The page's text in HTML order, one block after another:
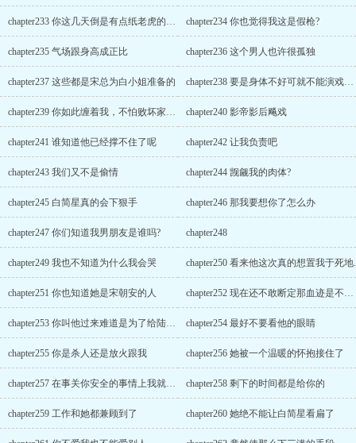
chapter233 你这几天倒是有点纸老虎的样子了 chapter234 你也觉得我这是假枪?
chapter235 气场跟身高成正比 chapter236 这个男人也许很孤独
chapter237 这些都是宋总为白小姐准备的 chapter238 要是身体不好可就不能演戏了吧
chapter239 你如此缠着我，不怕败坏家风? chapter240 影帝影后飚戏
chapter241 谁知道他已经撑不住了呢 chapter242 让我负责吧
chapter243 我们又不是偷情 chapter244 觊觎我的肉体?
chapter245 白简星真的会下狠手 chapter246 那我要想你了怎么办
chapter247 你们知道我男朋友是谁吗? chapter248
chapter249 我也不知道为什么我会哭 chapter250 看来他这次真的想置我于死地.
chapter251 你也知道她是宋朝安的人 chapter252 现在还不敢断定那血迹是不是白小姐的
chapter253 你叫他过来难道是为了给陆北卓收尸 chapter254 最好不要看他的眼睛
chapter255 你是杀人还是放火跟我 chapter256 她被一个温暖的怀抱接住了
chapter257 在事关你安全的事情上我就是这么霸道 chapter258 剩下的时间都是给你的
chapter259 工作和她都兼顾到了 chapter260 她绝不能让白简星看扁了